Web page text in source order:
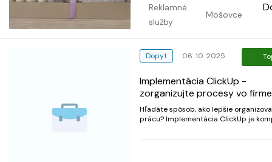
Reklamné
služby
Mošovce
Dopyt 06. 10. 2025
Implementácia ClickUp -
zorganizujte procesy vo firme
Hľadáte spôsob, ako lepšie
prácu? Implementácia ClickUp je